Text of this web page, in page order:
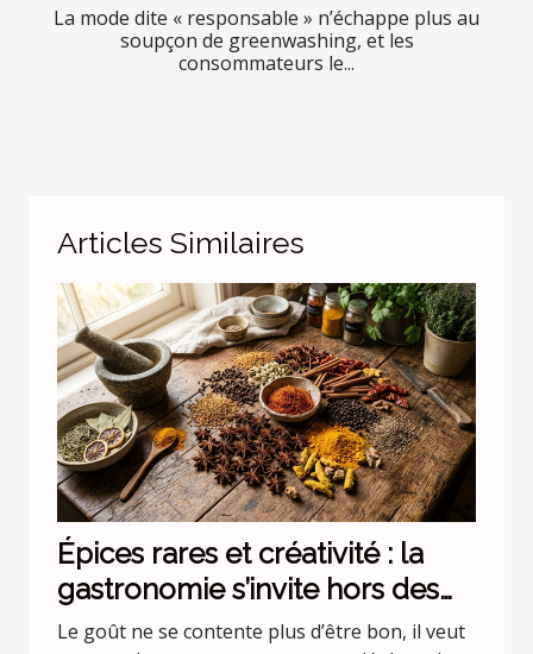
La mode dite « responsable » n’échappe plus au
soupçon de greenwashing, et les
consommateurs le...
Articles Similaires
Épices rares et créativité : la
gastronomie s’invite hors des
codes
Le goût ne se contente plus d’être bon, il veut